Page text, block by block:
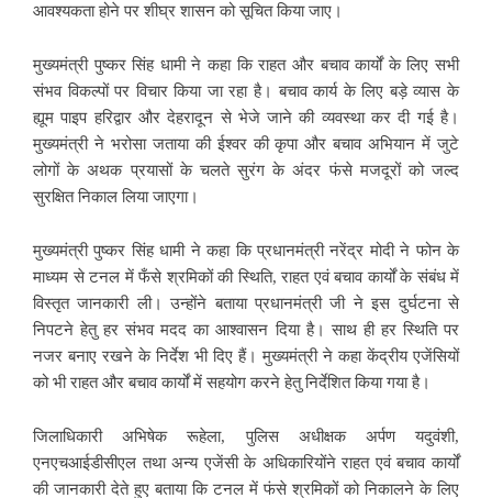
आवश्यकता होने पर शीघ्र शासन को सूचित किया जाए।
मुख्यमंत्री पुष्कर सिंह धामी ने कहा कि राहत और बचाव कार्यों के लिए सभी
संभव विकल्पों पर विचार किया जा रहा है। बचाव कार्य के लिए बड़े व्यास के
ह्यूम पाइप हरिद्वार और देहरादून से भेजे जाने की व्यवस्था कर दी गई है।
मुख्यमंत्री ने भरोसा जताया की ईश्वर की कृपा और बचाव अभियान में जुटे
लोगों के अथक प्रयासों के चलते सुरंग के अंदर फंसे मजदूरों को जल्द
सुरक्षित निकाल लिया जाएगा।
मुख्यमंत्री पुष्कर सिंह धामी ने कहा कि प्रधानमंत्री नरेंद्र मोदी ने फोन के
माध्यम से टनल में फँसे श्रमिकों की स्थिति, राहत एवं बचाव कार्यों के संबंध में
विस्तृत जानकारी ली। उन्होंने बताया प्रधानमंत्री जी ने इस दुर्घटना से
निपटने हेतु हर संभव मदद का आश्वासन दिया है। साथ ही हर स्थिति पर
नजर बनाए रखने के निर्देश भी दिए हैं। मुख्यमंत्री ने कहा केंद्रीय एजेंसियों
को भी राहत और बचाव कार्यों में सहयोग करने हेतु निर्देशित किया गया है।
जिलाधिकारी अभिषेक रूहेला, पुलिस अधीक्षक अर्पण यदुवंशी,
एनएचआईडीसीएल तथा अन्य एजेंसी के अधिकारियोंने राहत एवं बचाव कार्यों
की जानकारी देते हुए बताया कि टनल में फंसे श्रमिकों को निकालने के लिए